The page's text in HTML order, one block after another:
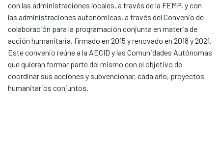
con las administraciones locales, a través de la FEMP, y con
las administraciones autonómicas, a través del Convenio de
colaboración para la programación conjunta en materia de
acción humanitaria, firmado en 2015 y renovado en 2018 y 2021.
Este convenio reúne a la AECID y las Comunidades Autónomas
que quieran formar parte del mismo con el objetivo de
coordinar sus acciones y subvencionar, cada año, proyectos
humanitarios conjuntos.